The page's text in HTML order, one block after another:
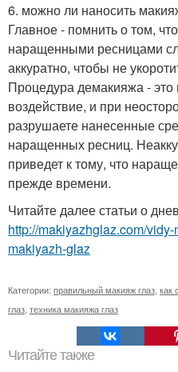
6. можно ли наносить
Главное - помнить о том,
наращенными ресницами
аккуратно, чтобы не
Процедура демакияжа - это
воздействие, и при
разрушаете нанесенные
наращенных ресниц.
приведет к тому, что
прежде времени.
Читайте далее статьи о
http://makiyazhglaz.com/
makiyazh-glaz
Категории: правильный макияж глаз, как
глаз, техника макияжа глаз
Читайте также